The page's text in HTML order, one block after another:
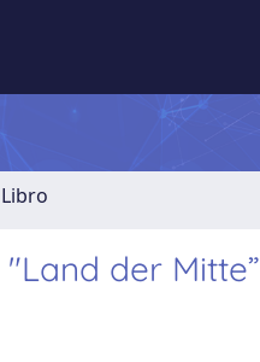
der Mitte”